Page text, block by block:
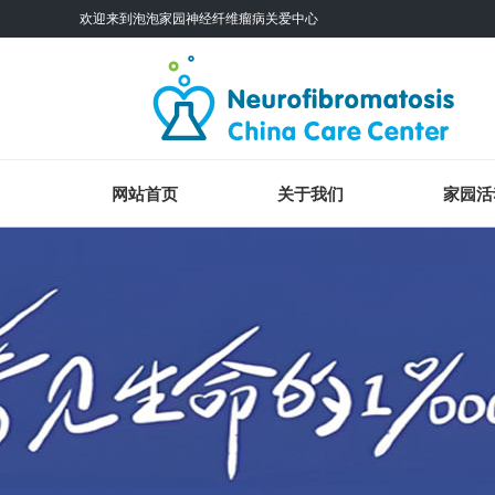
欢迎来到泡泡家园神经纤维瘤病关爱中心
网站首页 关于我们 家园